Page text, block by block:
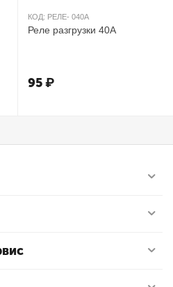
КОД: РЕЛЕ- 040А
Реле разгрузки 40А
95₽